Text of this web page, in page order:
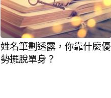
姓名筆劃透露，你靠什麼優
勢擺脫單身？